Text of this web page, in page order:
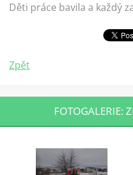
Děti práce bavila a každý
Zpět
FOTOGALERIE: